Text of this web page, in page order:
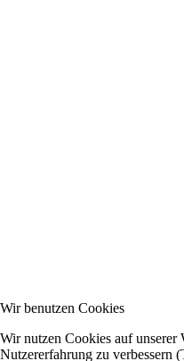
Wir benutzen Cookies
Wir nutzen Cookies auf unserer
Nutzererfahrung zu verbessern